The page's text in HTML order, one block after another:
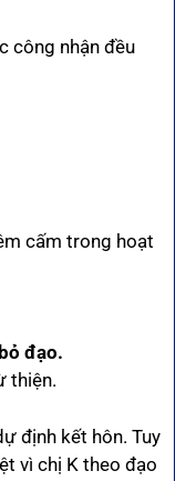
công nhận đều
cấm trong hoạt
đạo.
thiện.
định kết hôn. Tuy
vì chị K theo đạo